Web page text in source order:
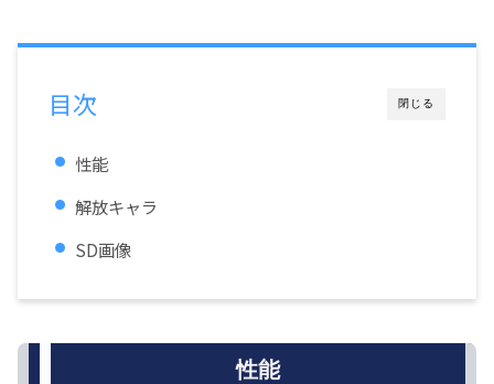
閉じる
目次
性能
解放キャラ
SD画像
性能